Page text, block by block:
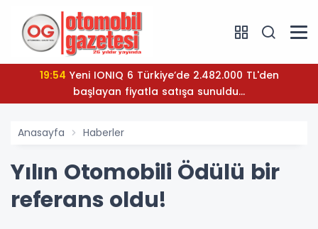
19:54
başlayan fiyatla satışa sunuldu...
Anasayfa Haberler
Yılın Otomobili Ödülü bir
referans oldu!